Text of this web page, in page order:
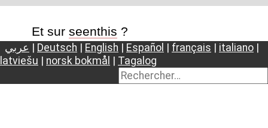
Et sur seenthis ?
عربي Deutsch English Español français italiano
latviešu
norsk bokmål Tagalog